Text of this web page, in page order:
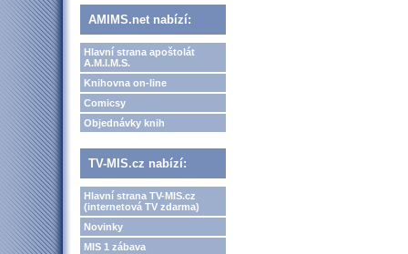
AMIMS.net nabízí:
Hlavní strana apoštolát
A.M.I.M.S.
Knihovna on-line
Comicsy
Objednávky knih
TV-MIS.cz nabízí:
Hlavní strana TV-MIS.cz
(internetová TV zdarma)
Novinky
MIS 1 zábava